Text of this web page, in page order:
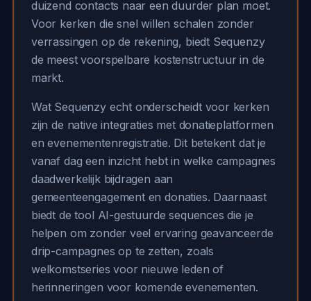
duizend contacts naar een duurder plan moet.
Voor kerken die snel willen schalen zonder
verrassingen op de rekening, biedt Sequenzy
de meest voorspelbare kostenstructuur in de
markt.
Wat Sequenzy echt onderscheidt voor kerken
zijn de native integraties met donatieplatformen
en evenementenregistratie. Dit betekent dat je
vanaf dag een inzicht hebt in welke campagnes
daadwerkelijk bijdragen aan
gemeenteengagement en donaties. Daarnaast
biedt de tool AI-gestuurde sequences die je
helpen om zonder veel ervaring geavanceerde
drip-campagnes op te zetten, zoals
welkomstseries voor nieuwe leden of
herinneringen voor komende evenementen.